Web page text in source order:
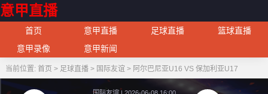
意甲直播
首页 意甲直播 足球直播
篮球直播
意甲录像
意甲新闻
当前位置: 首页 > 足球直播> 国际友谊 > 阿尔巴尼亚U16 VS 保加利亚U17